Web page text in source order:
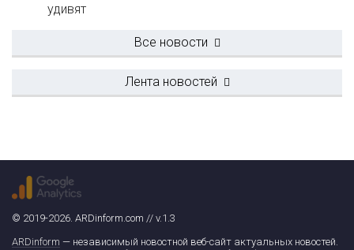
удивят
Все новости
Лента новостей
© 2019-2026. ARDinform.com // v.1.3
ARDinform — независимый новостной веб-сайт актуальных новостей.